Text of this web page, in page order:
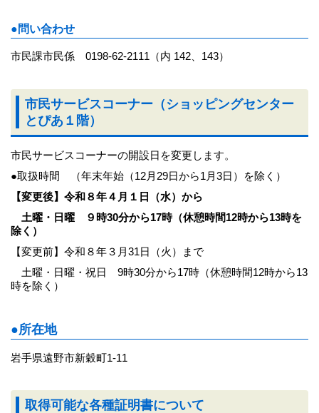
●問い合わせ
市民課市民係 0198-62-2111（内 142、143）
市民サービスコーナー（ショッピングセンター
とぴあ１階）
市民サービスコーナーの開設日を変更します。
●取扱時間 （年末年始（12月29日から1月3日）を除く）
【変更後】令和８年４月１日（水）から
土曜・日曜 ９時30分から17時（休憩時間12時から13時を
除く）
【変更前】令和８年３月31日（火）まで
土曜・日曜・祝日 9時30分から17時（休憩時間12時から13
時を除く）
●所在地
岩手県遠野市新穀町1-11
取得可能な各種証明書について